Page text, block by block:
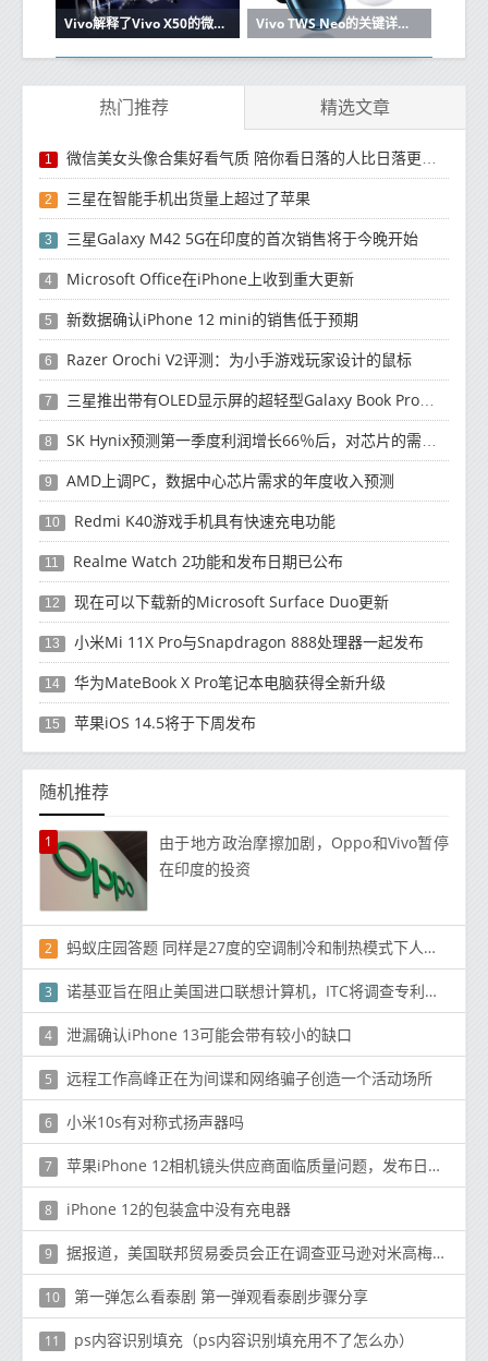
Vivo解释了Vivo X50的微型云台相机如何工作 Vivo TWS Neo的关键详细信息出现在Vivo的在线商店中
热门推荐 精选文章
1 微信美女头像合集好看气质 陪你看日落的人比日落更浪漫
2 三星在智能手机出货量上超过了苹果
3 三星Galaxy M42 5G在印度的首次销售将于今晚开始
4 Microsoft Office在iPhone上收到重大更新
5 新数据确认iPhone 12 mini的销售低于预期
6 Razer Orochi V2评测：为小手游戏玩家设计的鼠标
7 三星推出带有OLED显示屏的超轻型Galaxy Book Pro和Galaxy Book Pro 360笔记本电脑
8 SK Hynix预测第一季度利润增长66％后，对芯片的需求将增强
9 AMD上调PC，数据中心芯片需求的年度收入预测
10 Redmi K40游戏手机具有快速充电功能
11 Realme Watch 2功能和发布日期已公布
12 现在可以下载新的Microsoft Surface Duo更新
13 小米Mi 11X Pro与Snapdragon 888处理器一起发布
14 华为MateBook X Pro笔记本电脑获得全新升级
15 苹果iOS 14.5将于下周发布
随机推荐
1
由于地方政治摩擦加剧，Opp​​o和Vivo暂停
在印度的投资
2 蚂蚁庄园答题 同样是27度的空调制冷和制热模式下人的感觉相同吗？
3 诺基亚旨在阻止美国进口联想计算机，ITC将调查专利侵权指控
4 泄漏确认iPhone 13可能会带有较小的缺口
5 远程工作高峰正在为间谍和网络骗子创造一个活动场所
6 小米10s有对称式扬声器吗
7 苹果iPhone 12相机镜头供应商面临质量问题，发布日期不受影响
8 iPhone 12的包装盒中没有充电器
9 据报道，美国联邦贸易委员会正在调查亚马逊对米高梅的收购
10 第一弹怎么看泰剧 第一弹观看泰剧步骤分享
11 ps内容识别填充（ps内容识别填充用不了怎么办）